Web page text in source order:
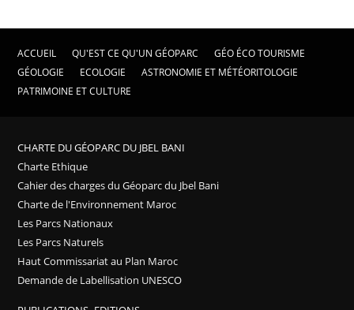
ACCUEIL QU'EST CE QU'UN GÉOPARC
GÉO ÉCO TOURISME
GÉOLOGIE
ECOLOGIE
ASTRONOMIE ET MÉTÉORITOLOGIE
PATRIMOINE ET CULTURE
CHARTE DU GÉOPARC DU JBEL BANI
Charte Ethique
Cahier des charges du Géoparc du Jbel Bani
Charte de l'Environnement Maroc
Les Parcs Nationaux
Les Parcs Naturels
Haut Commissariat au Plan Maroc
Demande de Labellisation UNESCO